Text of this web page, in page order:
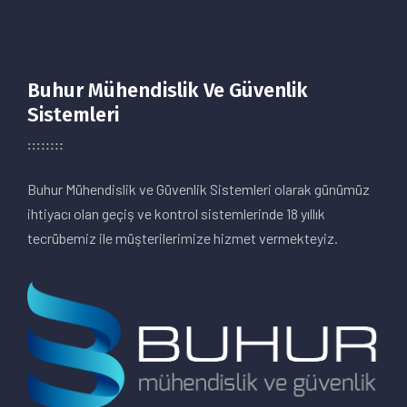
Buhur Mühendislik Ve Güvenlik
Sistemleri
Buhur Mühendislik ve Güvenlik Sistemleri olarak günümüz
ihtiyacı olan geçiş ve kontrol sistemlerinde 18 yıllık
tecrübemiz ile müşterilerimize hizmet vermekteyiz.